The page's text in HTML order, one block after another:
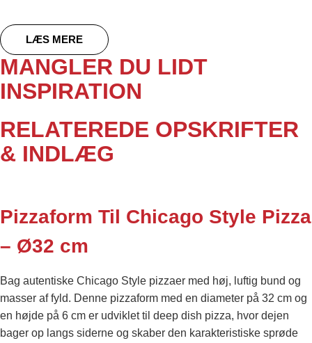
LÆS MERE
MANGLER DU LIDT
INSPIRATION
RELATEREDE OPSKRIFTER
& INDLÆG
Pizzaform Til Chicago Style Pizza
– Ø32 cm
Bag autentiske Chicago Style pizzaer med høj, luftig bund og
masser af fyld. Denne pizzaform med en diameter på 32 cm og
en højde på 6 cm er udviklet til deep dish pizza, hvor dejen
bager op langs siderne og skaber den karakteristiske sprøde